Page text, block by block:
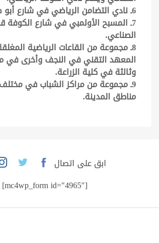
6ـ نادي التضامن الرياضي في شارع أبو صخير.
7ـ المسبح الأولمبي في شارع الكوفة
الصناعي.
8ـ مجموعة من القاعات الرياضية
المعهد التقني في النجف وأخرى في
وثالثة في كلية الزراعة.
9ـ مجموعة من مراكز الشباب في
مناطق المدينة.
ابق على اتصال
[mc4wp_form id="4965"]